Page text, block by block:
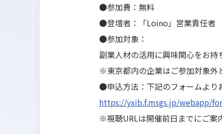
●参加費：無料
●登壇者：「Loino」営業責任者
●参加対象：
副業人材の活用に興味関心をお
※東京都内の企業はご参加対象外
●申込方法：下記のフォームより
https://yxib.f.msgs.jp/webapp/
※視聴URLは開催前日までにご案